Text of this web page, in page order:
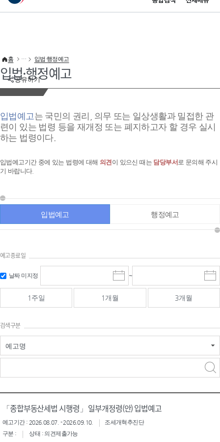
이 누리집은 대한민국 공식 전자정부 누리집입니다.
공유하기
홈 입법·행정예고
입법·행정예고
입법예고는 국민의 권리, 의무 또는 일상생활과 밀접한 관
련이 있는 법령 등을 재개정 또는 폐지하고자 할 경우 실시
하는 법령이다.
입법예고기간 중에 있는 법령에 대해 의견이 있으신 때는 담당부서 로 문의해 주시
기 바랍니다.
입법예고 행정예고
예고종료일
날짜 미지정
시
작
일
선
~
종
료
선
1주일 1개월 3개월
검색구분
예고명
「종합부동산세법 시행령」 일부개정령(안) 입법예고
예고기간 : 2026.08.07. - 2026.09.10.
조세개혁추진단
구분 :
상태 : 의견제출가능